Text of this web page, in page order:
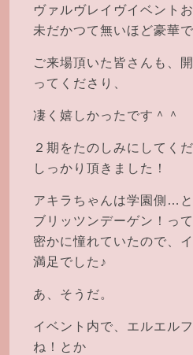
ヴァルヴレイヴイベント
未だかつて無いほど豪華
ご来場頂いた皆さんも、
ってくださり、
凄く嬉しかったです＾＾
２期をたのしみにしてく
しっかり頂きました！
アキラちゃんは学園側…
ブリッツンデーゲン！っ
密かに憧れていたので、
満足でした♪
あ、そうだ。
イベント内で、エルエル
ね！とか